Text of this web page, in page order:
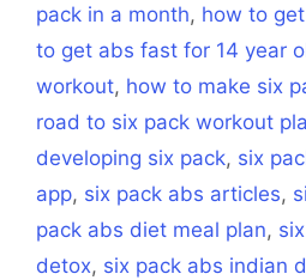
pack in a month, how to
to get abs fast for 14 year
workout, how to make six
road to six pack workout
developing six pack, six
app, six pack abs articles,
pack abs diet meal plan,
detox, six pack abs indian